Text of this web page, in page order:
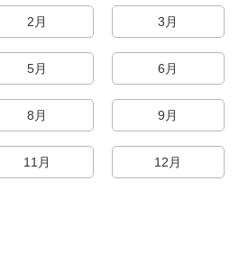
2月 3月
5月 6月
8月 9月
11月 12月